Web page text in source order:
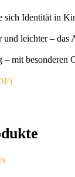
sich Identität in
und leichter –
– mit besonderen